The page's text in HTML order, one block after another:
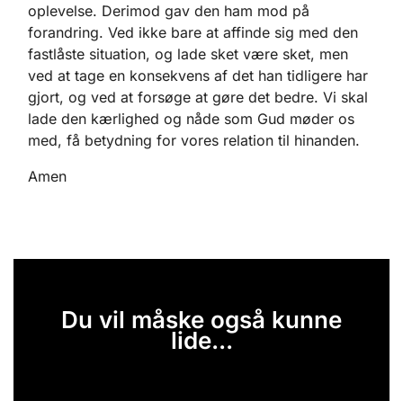
oplevelse. Derimod gav den ham mod på
forandring. Ved ikke bare at affinde sig med den
fastlåste situation, og lade sket være sket, men
ved at tage en konsekvens af det han tidligere har
gjort, og ved at forsøge at gøre det bedre. Vi skal
lade den kærlighed og nåde som Gud møder os
med, få betydning for vores relation til hinanden.
Amen
Du vil måske også kunne
lide...